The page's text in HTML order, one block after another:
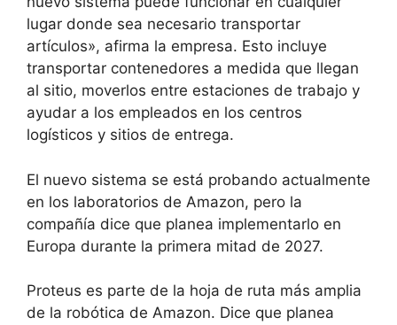
lugar donde sea necesario transportar
artículos», afirma la empresa. Esto incluye
transportar contenedores a medida que llegan
al sitio, moverlos entre estaciones de trabajo y
ayudar a los empleados en los centros
logísticos y sitios de entrega.
El nuevo sistema se está probando actualmente
en los laboratorios de Amazon, pero la
compañía dice que planea implementarlo en
Europa durante la primera mitad de 2027.
Proteus es parte de la hoja de ruta más amplia
de la robótica de Amazon. Dice que planea